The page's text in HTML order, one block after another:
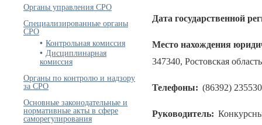
Органы управления СРО
Специализированные органы
СРО
Контрольная комиссия
Дисциплинарная
комиссия
Органы по контролю и надзору
за СРО
Основные законодательные и
нормативные акты в сфере
саморегулирования
Дата государственной
Место нахождения
347340, Ростовская
Телефоны: (86392)
Руководитель: